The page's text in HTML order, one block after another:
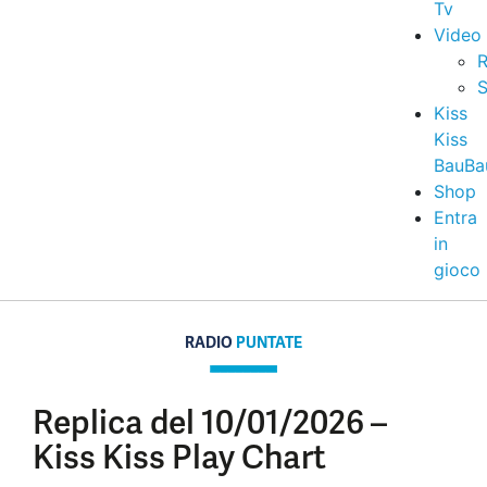
Tv
Video
Kiss
Kiss
Shop
Entra
in
gioco
RADIO PUNTATE
Replica del 10/01/2026 –
Kiss Kiss Play Chart